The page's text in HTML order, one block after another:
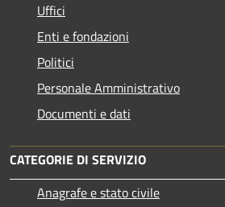
Uffici
Enti e fondazioni
Politici
Personale Amministrativo
Documenti e dati
CATEGORIE DI SERVIZIO
Anagrafe e stato civile